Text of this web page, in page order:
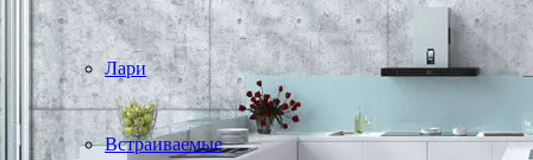
Лари
Встраиваемые